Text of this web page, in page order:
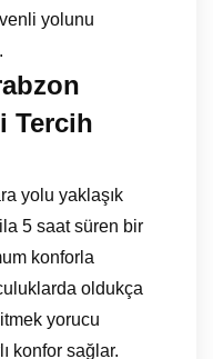
yolunu
Tercih
yolu yaklaşık
5 saat süren bir
konforla
oldukça
yorucu
konfor sağlar.